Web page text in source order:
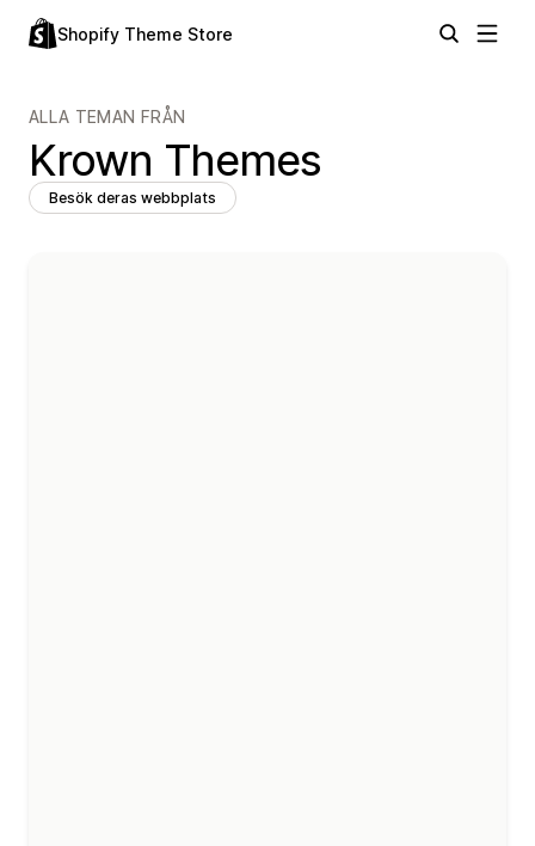
Shopify Theme Store
ALLA TEMAN FRÅN
Krown Themes
Besök deras webbplats